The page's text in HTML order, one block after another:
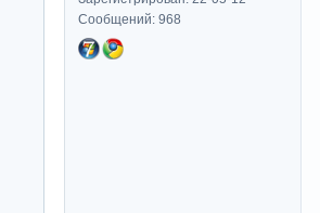
Сообщений: 968